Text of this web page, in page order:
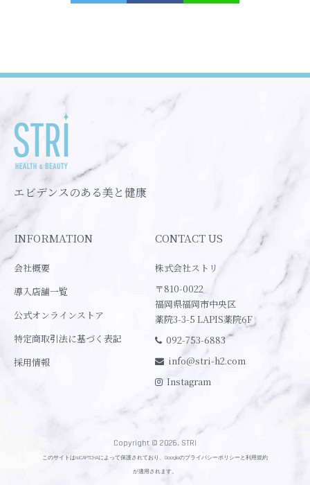
エビデンスのある美と健康
INFORMATION
会社概要
導入店舗一覧
公式オンラインストア
特定商取引法に基づく表記
採用情報
CONTACT US
株式会社ストリ
〒810-0022
福岡県福岡市中央区
薬院3-3-5 LAPIS薬院6F
092-753-6883
info@stri-h2.com
Instagram
Copyright © 2026, STRI
このサイトはreCAPTCHAによって保護されており、Googleのプライバシーポリシーと利用規約
が適用されます。